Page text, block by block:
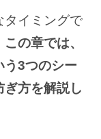
タイミングで
この章では、
う3つのシー
ぎ方を解説し